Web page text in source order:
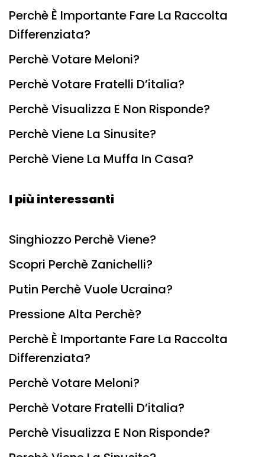
Perchè È Importante Fare La Raccolta
Differenziata?
Perchè Votare Meloni?
Perchè Votare Fratelli D’italia?
Perchè Visualizza E Non Risponde?
Perchè Viene La Sinusite?
Perchè Viene La Muffa In Casa?
I più interessanti
Singhiozzo Perchè Viene?
Scopri Perchè Zanichelli?
Putin Perchè Vuole Ucraina?
Pressione Alta Perchè?
Perchè È Importante Fare La Raccolta
Differenziata?
Perchè Votare Meloni?
Perchè Votare Fratelli D’italia?
Perchè Visualizza E Non Risponde?